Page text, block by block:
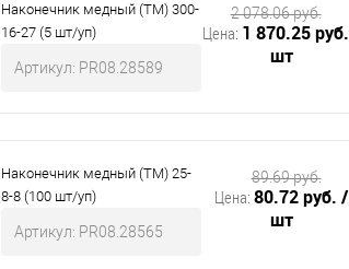
Наконечник медный (ТМ) 300-
16-27 (5 шт/уп)
Артикул: PR08.28589
Цена: 1 870.25 руб.
шт
2 078.06 руб.
Наконечник медный (ТМ) 25-
8-8 (100 шт/уп)
Артикул: PR08.28565
Цена: 80.72 руб. /
шт
89.69 руб.